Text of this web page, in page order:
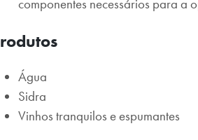
componentes necessários para a
Água
Sidra
Vinhos tranquilos e espumantes